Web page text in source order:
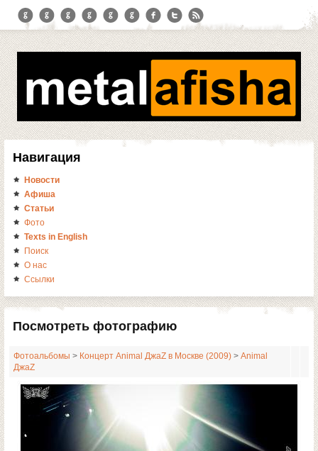
Навигация
Новости
Афиша
Статьи
Фото
Texts in English
Поиск
О нас
Ссылки
Посмотреть фотографию
Фотоальбомы > Концерт Animal ДжаZ в Москве (2009) > Animal
ДжаZ